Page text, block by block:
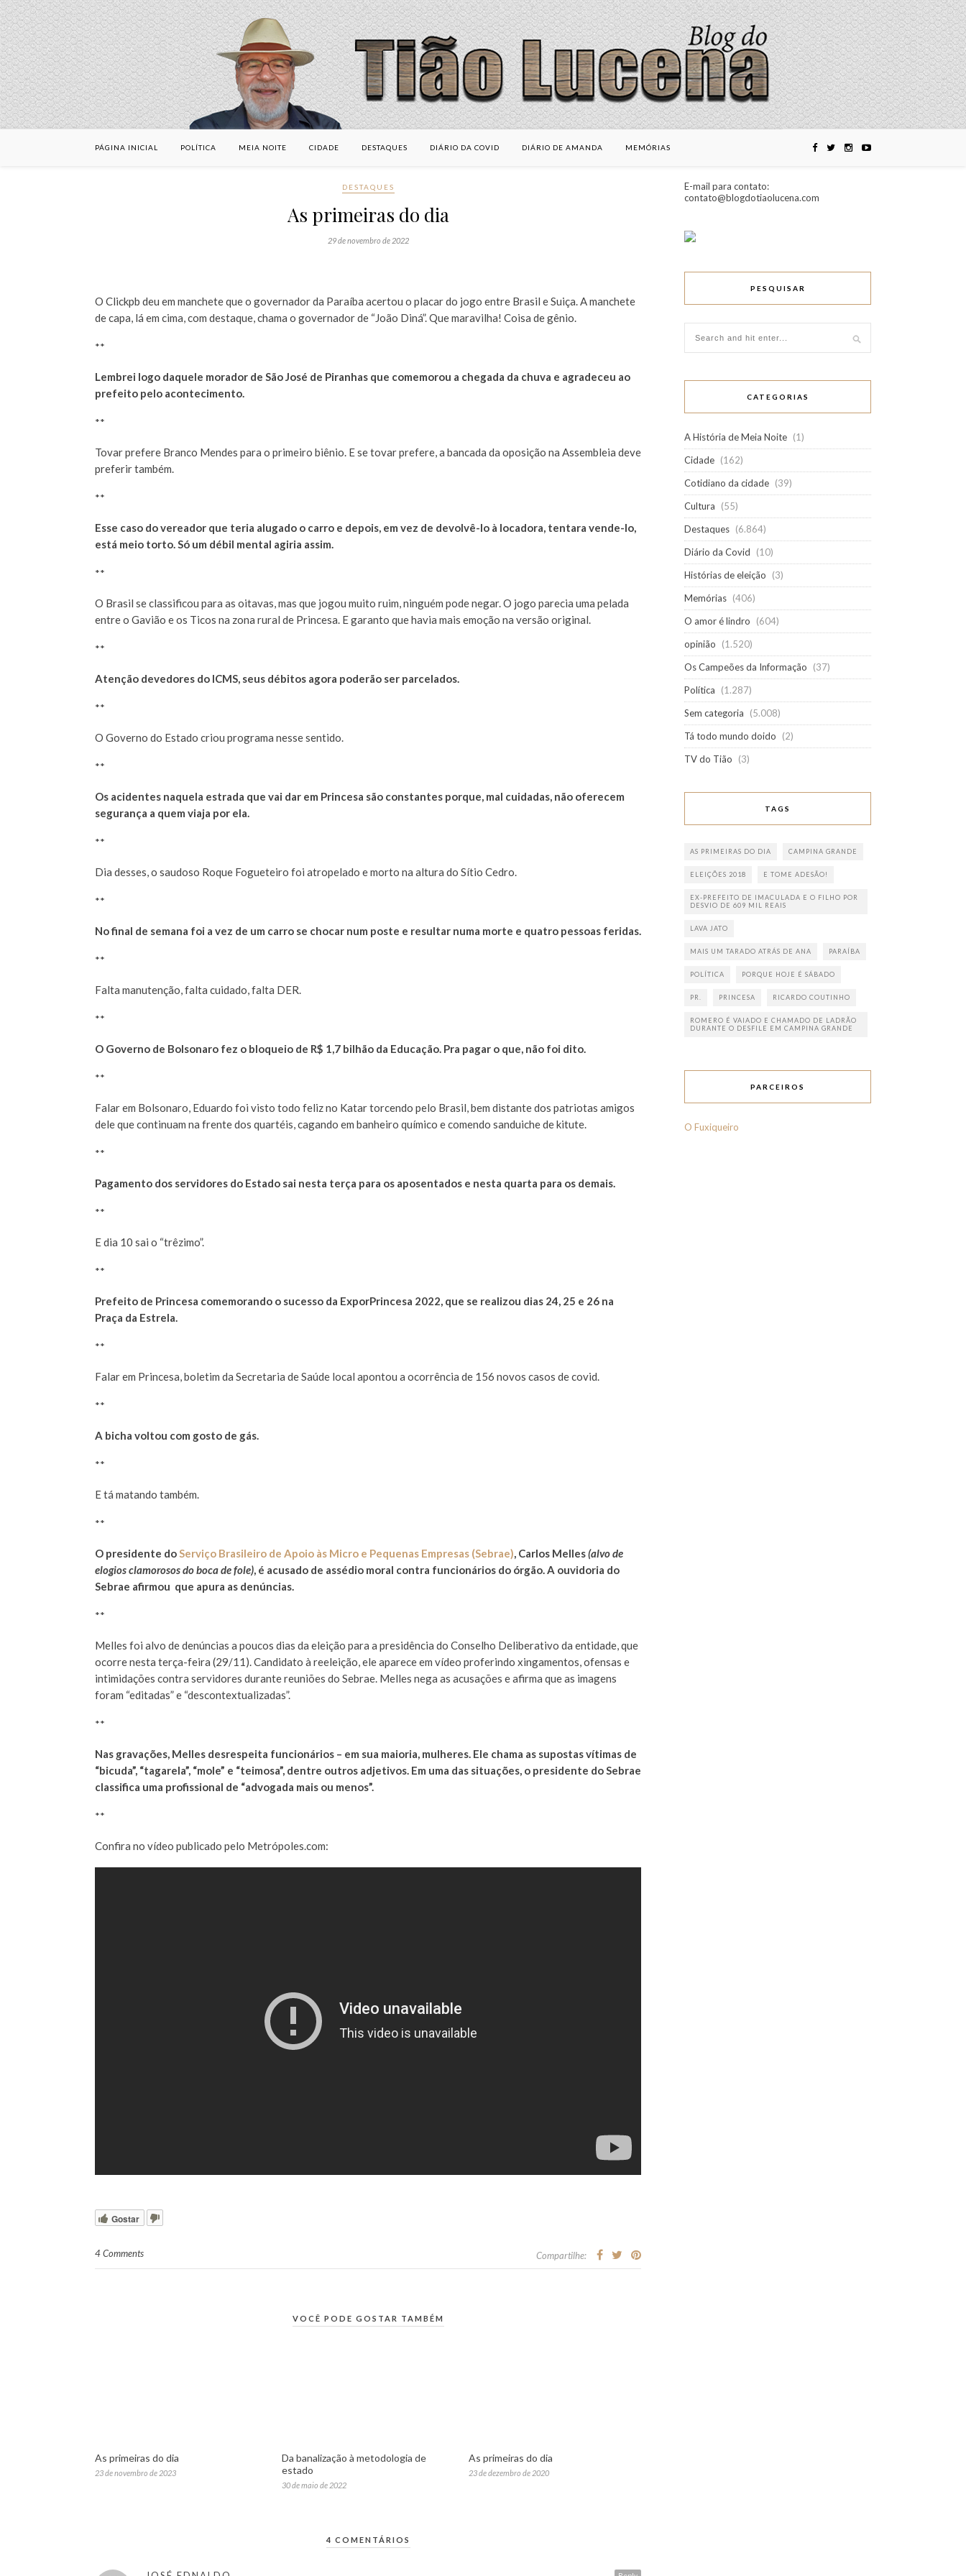
PÁGINA INICIAL POLÍTICA MEIA NOITE CIDADE DESTAQUES DIÁRIO DA COVID DIÁRIO DE AMANDA MEMÓRIAS
DESTAQUES
As primeiras do dia
29 de novembro de 2022
O Clickpb deu em manchete que o governador da Paraíba acertou o placar do jogo entre Brasil e Suiça. A manchete
de capa, lá em cima, com destaque, chama o governador de “João Diná”. Que maravilha! Coisa de gênio.
**
Lembrei logo daquele morador de São José de Piranhas que comemorou a chegada da chuva e agradeceu ao
prefeito pelo acontecimento.
**
Tovar prefere Branco Mendes para o primeiro biênio. E se tovar prefere, a bancada da oposição na Assembleia deve
preferir também.
**
Esse caso do vereador que teria alugado o carro e depois, em vez de devolvê-lo à locadora, tentara vende-lo,
está meio torto. Só um débil mental agiria assim.
**
O Brasil se classificou para as oitavas, mas que jogou muito ruim, ninguém pode negar. O jogo parecia uma pelada
entre o Gavião e os Ticos na zona rural de Princesa. E garanto que havia mais emoção na versão original.
**
Atenção devedores do ICMS, seus débitos agora poderão ser parcelados.
**
O Governo do Estado criou programa nesse sentido.
**
Os acidentes naquela estrada que vai dar em Princesa são constantes porque, mal cuidadas, não oferecem
segurança a quem viaja por ela.
**
Dia desses, o saudoso Roque Fogueteiro foi atropelado e morto na altura do Sítio Cedro.
**
No final de semana foi a vez de um carro se chocar num poste e resultar numa morte e quatro pessoas feridas.
**
Falta manutenção, falta cuidado, falta DER.
**
O Governo de Bolsonaro fez o bloqueio de R$ 1,7 bilhão da Educação. Pra pagar o que, não foi dito.
**
Falar em Bolsonaro, Eduardo foi visto todo feliz no Katar torcendo pelo Brasil, bem distante dos patriotas amigos
dele que continuam na frente dos quartéis, cagando em banheiro químico e comendo sanduiche de kitute.
**
Pagamento dos servidores do Estado sai nesta terça para os aposentados e nesta quarta para os demais.
**
E dia 10 sai o “trêzimo”.
**
Prefeito de Princesa comemorando o sucesso da ExporPrincesa 2022, que se realizou dias 24, 25 e 26 na
Praça da Estrela.
**
Falar em Princesa, boletim da Secretaria de Saúde local apontou a ocorrência de 156 novos casos de covid.
**
A bicha voltou com gosto de gás.
**
E tá matando também.
**
O presidente doServiço Brasileiro de Apoio às Micro e Pequenas Empresas (Sebrae), Carlos Melles(alvo de
elogios clamorosos do boca de fole), é acusado de assédio moral contra funcionários do órgão. A ouvidoria do
Sebrae afirmou que apura as denúncias.
**
Melles foi alvo de denúncias a poucos dias da eleição para a presidência do Conselho Deliberativo da entidade, que
ocorre nesta terça-feira (29/11). Candidato à reeleição, ele aparece em vídeo proferindo xingamentos, ofensas e
intimidações contra servidores durante reuniões do Sebrae. Melles nega as acusações e afirma que as imagens
foram “editadas” e “descontextualizadas”.
**
Nas gravações, Melles desrespeita funcionários – em sua maioria, mulheres. Ele chama as supostas vítimas de
“bicuda”, “tagarela”, “mole” e “teimosa”, dentre outros adjetivos. Em uma das situações, o presidente do Sebrae
classifica uma profissional de “advogada mais ou menos”.
**
Confira no vídeo publicado pelo Metrópoles.com:
Gostar
4 Comments Compartilhe:
VOCÊ PODE GOSTAR TAMBÉM
As primeiras do dia
23 de novembro de 2023
Da banalização à metodologia de
estado
30 de maio de 2022
As primeiras do dia
23 de dezembro de 2020
4 COMENTÁRIOS
E-mail para contato:
contato@blogdotiaolucena.com
PESQUISAR
CATEGORIAS
A História de Meia Noite (1)
Cidade (162)
Cotidiano da cidade (39)
Cultura
(55)
Destaques (6.864)
Diário da Covid
(10)
Histórias de eleição
(3)
Memórias (406)
O amor é lindro
(604)
opinião
(1.520)
Os Campeões da Informação
(37)
Política
(1.287)
Sem categoria
(5.008)
Tá todo mundo doido
(2)
TV do Tião
(3)
TAGS
AS PRIMEIRAS DO DIA CAMPINA GRANDE
ELEIÇÕES 2018 E TOME ADESÃO!
EX-PREFEITO DE IMACULADA E O FILHO POR
DESVIO DE 609 MIL REAIS
LAVA JATO
MAIS UM TARADO ATRÁS DE ANA PARAÍBA
POLÍTICA PORQUE HOJE É SÁBADO
PR. PRINCESA RICARDO COUTINHO
ROMERO É VAIADO E CHAMADO DE LADRÃO
DURANTE O DESFILE EM CAMPINA GRANDE
PARCEIROS
O Fuxiqueiro